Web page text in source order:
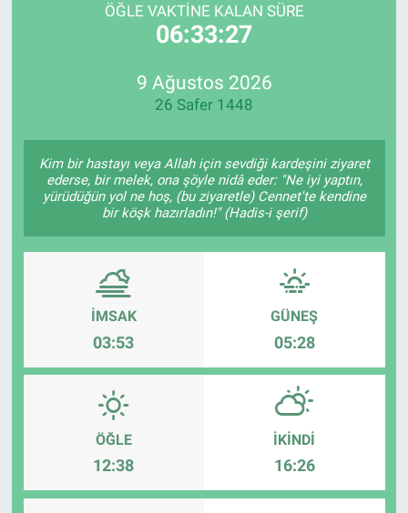
ÖĞLE VAKTINE KALAN SÜRE
06:33:27
9 Ağustos 2026
26 Safer 1448
Kim bir hastayı veya Allah için sevdiği kardeşini ziyaret
ederse, bir melek, ona şöyle nidâ eder: "Ne iyi yaptın,
yürüdüğün yol ne hoş, (bu ziyaretle) Cennet'te kendine
bir köşk hazırladın!" (Hadis-i şerif)
İMSAK
03:53
GÜNEŞ
05:28
ÖĞLE
12:38
İKINDI
16:26